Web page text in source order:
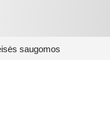
saugomos